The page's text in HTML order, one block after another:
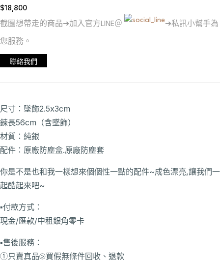
$18,800
截圖想帶走的商品➔加入官方LINE＠ ➔私訊小幫手為
您服務。
聯絡我們
尺寸：墜飾2.5x3cm
鍊長56cm（含墜飾）
材質：純銀
配件：原廠防塵盒.原廠防塵套
你是不是也和我一樣想來個個性一點的配件~成色漂亮,讓我們一
起酷起來吧~
▪️付款方式：
現金/匯款/中租銀角零卡
▪️售後服務：
①只賣真品⧁買假無條件回收、退款